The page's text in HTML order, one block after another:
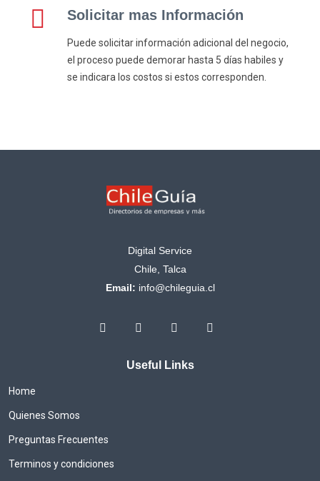
Solicitar mas Información
Puede solicitar información adicional del negocio,
el proceso puede demorar hasta 5 días habiles y
se indicara los costos si estos corresponden.
Digital Service
Chile, Talca
Email: info@chileguia.cl
Useful Links
Home
Quienes Somos
Preguntas Frecuentes
Terminos y condiciones